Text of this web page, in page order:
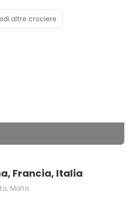
altre crociere
Francia, Italia
Malta